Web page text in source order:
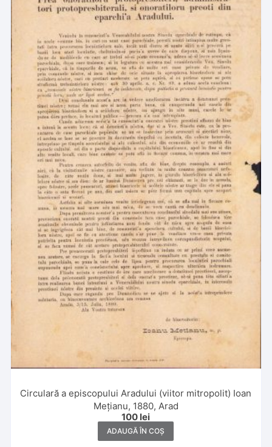
Circulară a episcopului Aradului (viitor mitropolit) Ioan
Mețianu, 1880, Arad
100 lei
ADAUGĂ ÎN COȘ